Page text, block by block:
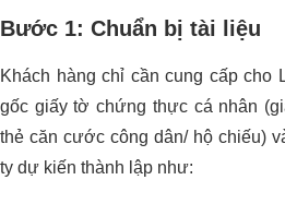
Bước 1: Chuẩn bị tài liệu
Khách hàng chỉ cần cung cấp cho
gốc giấy tờ chứng thực cá nhân
thẻ căn cước công dân/ hộ chiếu)
ty dự kiến thành lập như: